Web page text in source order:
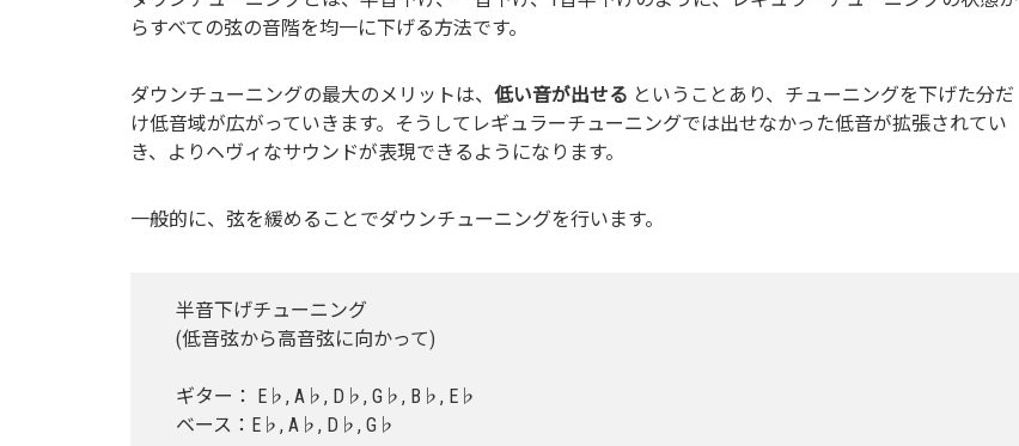
らすべての弦の音階を均一に下げる方法です。
ダウンチューニングの最大のメリットは、 低い音が出せる ということあり、チューニングを下げた分だ
け低音域が広がっていきます。そうしてレギュラーチューニングでは出せなかった低音が拡張されてい
き、よりヘヴィなサウンドが表現できるようになります。
一般的に、弦を緩めることでダウンチューニングを行います。
半音下げチューニング
(低音弦から高音弦に向かって)
ギター： E♭, A♭, D♭, G♭, B♭, E♭
ベース：E♭, A♭, D♭, G♭